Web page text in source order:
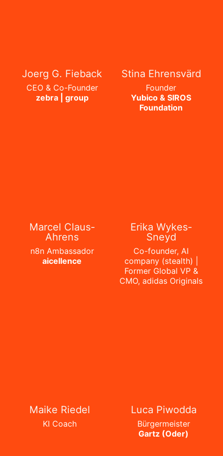
Joerg G. Fieback
CEO & Co-Founder
zebra | group
Stina Ehrensvärd
Founder
Yubico & SIROS
Foundation
Marcel Claus-
Ahrens
n8n Ambassador
aicellence
Erika Wykes-
Sneyd
Co-founder, AI
company (stealth) |
Former Global VP &
CMO, adidas Originals
Maike Riedel
KI Coach
Luca Piwodda
Bürgermeister
Gartz (Oder)